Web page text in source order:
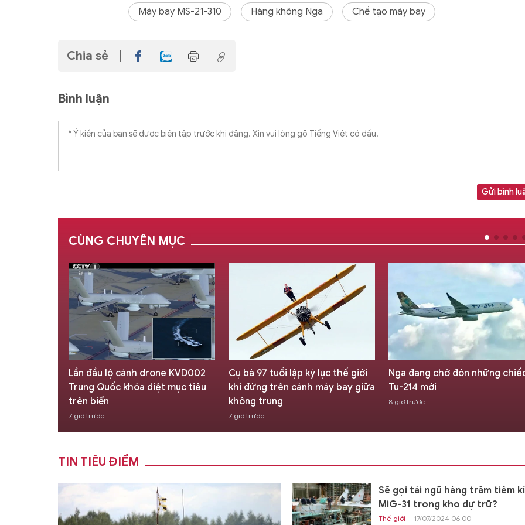
Máy bay MS-21-310 Hàng không Nga Chế tạo máy bay
Chia sẻ
Bình luận
Gửi bình
CÙNG CHUYÊN MỤC
Cụ bà 97 tuổi lập kỷ lục thế giới
khi đứng trên cánh máy bay giữa
không trung
7 giờ trước
Nga đang chờ đón những chiếc
Tu-214 mới
8 giờ trước
Chuyên gia Krieger: Cuộc
Iran đã cho thấy Mỹ chỉ là 'hổ
giấy'
TIN TIÊU ĐIỂM
Sẽ gọi tái ngũ hàng trăm tiêm
MiG-31 trong kho dự trữ?
Thế giới 17/07/2024 06:00